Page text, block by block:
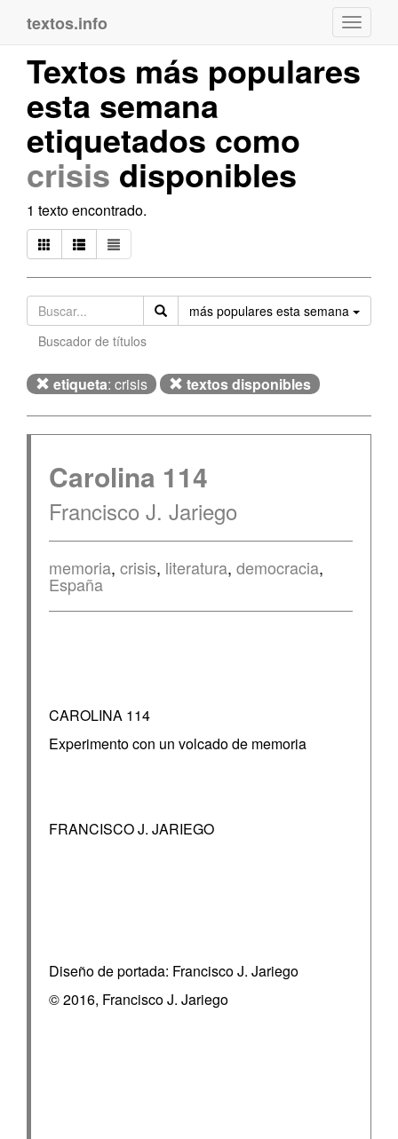
textos.info
Textos más populares
esta semana
etiquetados como
crisis disponibles
1 texto encontrado.
más populares esta semana
Buscador de títulos
etiqueta: crisis textos disponibles
Carolina 114
Francisco J. Jariego
memoria, crisis, literatura, democracia,
España
CAROLINA 114
Experimento con un volcado de memoria
FRANCISCO J. JARIEGO
Diseño de portada: Francisco J. Jariego
© 2016, Francisco J. Jariego